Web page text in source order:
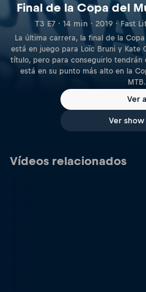
Final de la Copa del
T3 E7 · 14 min · 2019 · Fast
La última carrera, la final de la
está en juego para Loïc Bruni y Kate
título, pero para conseguirlo tendrán
está en su punto más alto en la
MTB.
Ver
Ver show
Vídeos relacionados